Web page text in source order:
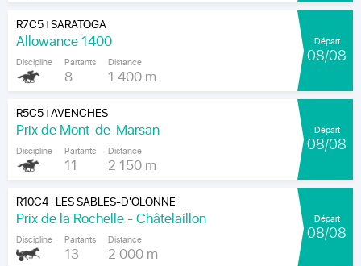
R7C5|SARATOGA
Allowance 1400
Discipline Partants
8
Distance
1 400 m
Départ
08/08
R5C5|AVENCHES
Prix de Mont-de-Marsan
Discipline Partants
11
Distance
2 150 m
Départ
08/08
R10C4| LES SABLES-D'OLONNE
Prix de la Rochelle - Châtelaillon
Discipline Partants
13
Distance
2 000 m
Départ
08/08